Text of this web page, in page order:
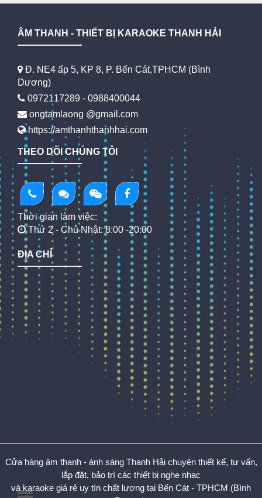
ÂM THANH - THIẾT BỊ KARAOKE THANH HẢI
Đ. NE4 ấp 5, KP 8, P. Bến Cát,TPHCM (Bình
Dương)
0972117289 - 0988400044
ongtamlaong @gmail.com
https://amthanhthanhhai.com
THEO DÕI CHÚNG TÔI
Thời gian làm việc:
Thứ 2 - Chủ Nhật: 8:00 -20:00
ĐỊA CHỈ
Cửa hàng âm thanh - ánh sáng Thanh Hải chuyên thiết kế, tư vấn,
lắp đặt, bảo trì các thiết bị nghe nhạc
và karaoke giá rẻ uy tín chất lượng tại Bến Cát - TPHCM (Bình